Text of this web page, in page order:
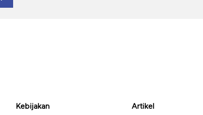
Kebijakan Artikel